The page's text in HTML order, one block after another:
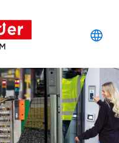
Schneider